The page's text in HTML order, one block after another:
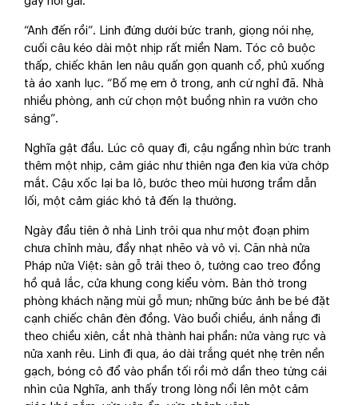
“Anh đến rồi”. Linh đứng dưới bức tranh, giọng nói nhẹ,
cuối câu kéo dài một nhịp rất miền Nam. Tóc cô buộc
thấp, chiếc khăn len nâu quấn gọn quanh cổ, phủ xuống
tà áo xanh lục. “Bố mẹ em ở trong, anh cứ nghỉ đã. Nhà
nhiều phòng, anh cứ chọn một buồng nhìn ra vườn cho
sáng”.
Nghĩa gật đầu. Lúc cô quay đi, cậu ngẩng nhìn bức tranh
thêm một nhịp, cảm giác như thiên nga đen kia vừa chớp
mắt. Cậu xốc lại ba lô, bước theo mùi hương trầm dẫn
lối, một cảm giác khó tả đến lạ thường.
Ngày đầu tiên ở nhà Linh trôi qua như một đoạn phim
chưa chỉnh màu, đầy nhạt nhẽo và vô vị. Căn nhà nửa
Pháp nửa Việt: sàn gỗ trải theo ô, tường cao treo đồng
hồ quả lắc, cửa khung cong kiểu vòm. Bàn thờ trong
phòng khách nặng mùi gỗ mun; những bức ảnh be bé đặt
cạnh chiếc chân đèn đồng. Vào buổi chiều, ánh nắng đi
theo chiều xiên, cắt nhà thành hai phần: nửa vàng rực và
nửa xanh rêu. Linh đi qua, áo dài trắng quét nhẹ trên nền
gạch, bóng cô đổ vào phần tối rồi mờ dần theo từng cái
nhìn của Nghĩa, anh thấy trong lòng nổi lên một cảm